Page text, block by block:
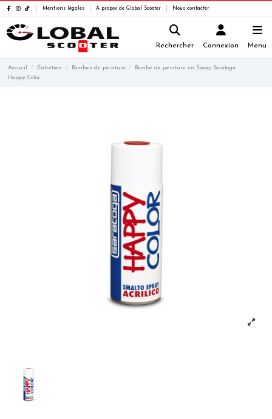
Mentions légales A propos de Global Scooter Nous contacter
Rechercher Connexion Menu
Accueil Entretien Bombes de peinture
Bombe de peinture en Spray Saratoga
Happy Color